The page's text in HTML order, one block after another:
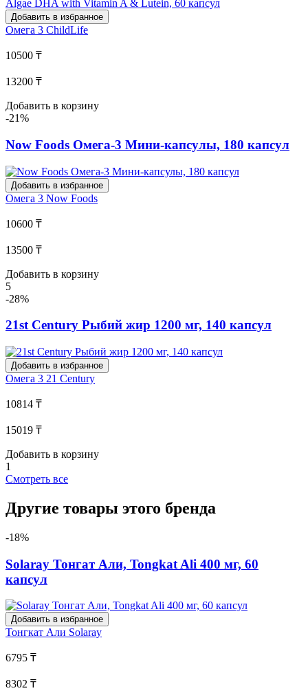
Добавить в избранное
Омега 3 ChildLife
10500 ₸
13200 ₸
Добавить в корзину
-21%
Now Foods Омега-3 Мини-капсулы, 180 капсул
Добавить в избранное
Омега 3 Now Foods
10600 ₸
13500 ₸
Добавить в корзину
5
-28%
21st Century Рыбий жир 1200 мг, 140 капсул
Добавить в избранное
Омега 3 21 Century
10814 ₸
15019 ₸
Добавить в корзину
1
Смотреть все
Другие товары этого бренда
-18%
Solaray Тонгат Али, Tongkat Ali 400 мг, 60
капсул
Добавить в избранное
Тонгкат Али Solaray
6795 ₸
8302 ₸